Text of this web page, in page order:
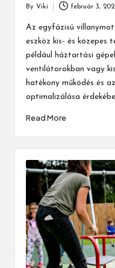
Posted
by
By Viki február 3,
Az egyfázisú
eszköz kis- és közepes
például háztartási
ventilátorokban vagy
hatékony működés és
optimalizálása
Read More